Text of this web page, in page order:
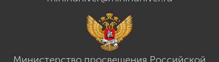
Министерство просвещения Российской